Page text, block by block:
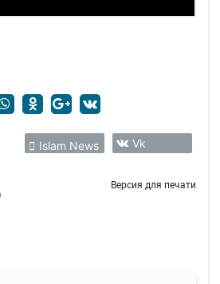
Islam News Vk
Версия для печати